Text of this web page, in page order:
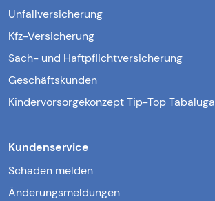
Unfallversicherung
Kfz-Versicherung
Sach- und Haftpflichtversicherung
Geschäftskunden
Kindervorsorgekonzept Tip-Top Tabaluga
Kundenservice
Schaden melden
Änderungsmeldungen